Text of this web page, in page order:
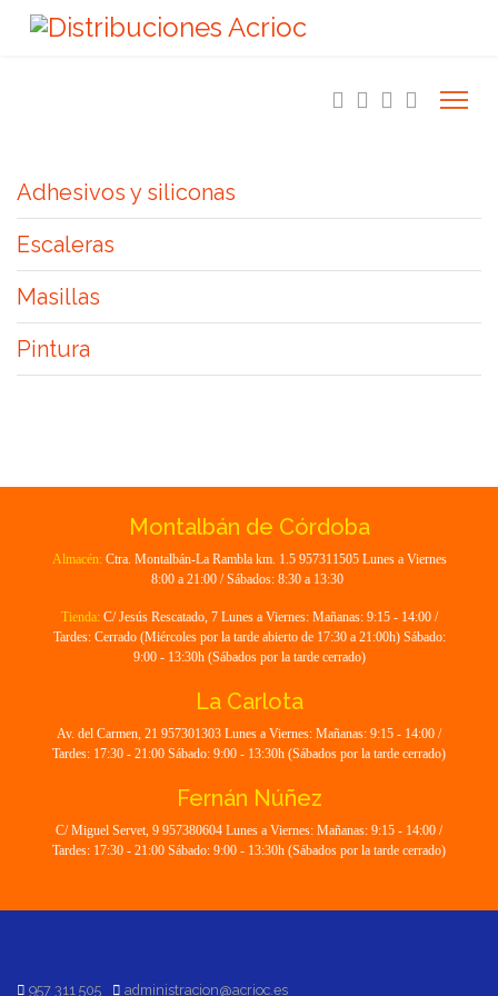
Adhesivos y siliconas
Escaleras
Masillas
Pintura
Montalbán de Córdoba
Almacén: Ctra. Montalbán-La Rambla km. 1.5 957311505 Lunes a Viernes
8:00 a 21:00 / Sábados: 8:30 a 13:30
Tienda: C/ Jesús Rescatado, 7 Lunes a Viernes: Mañanas: 9:15 - 14:00 /
Tardes: Cerrado (Miércoles por la tarde abierto de 17:30 a 21:00h) Sábado:
9:00 - 13:30h (Sábados por la tarde cerrado)
La Carlota
Av. del Carmen, 21 957301303 Lunes a Viernes: Mañanas: 9:15 - 14:00 /
Tardes: 17:30 - 21:00 Sábado: 9:00 - 13:30h (Sábados por la tarde cerrado)
Fernán Núñez
C/ Miguel Servet, 9 957380604 Lunes a Viernes: Mañanas: 9:15 - 14:00 /
Tardes: 17:30 - 21:00 Sábado: 9:00 - 13:30h (Sábados por la tarde cerrado)
957 311 505 administracion@acrioc.es